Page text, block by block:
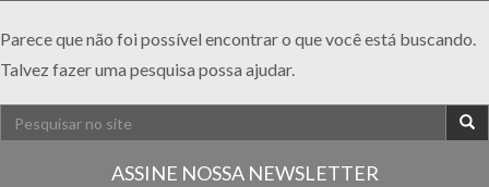
Parece que não foi possível encontrar o que você está buscando.
Talvez fazer uma pesquisa possa ajudar.
ASSINE NOSSA NEWSLETTER